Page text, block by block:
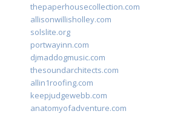
thepaperhousecollection.com
allisonwillisholley.com
solslite.org
portwayinn.com
djmaddogmusic.com
thesoundarchitects.com
allin1roofing.com
keepjudgewebb.com
anatomyofadventure.com